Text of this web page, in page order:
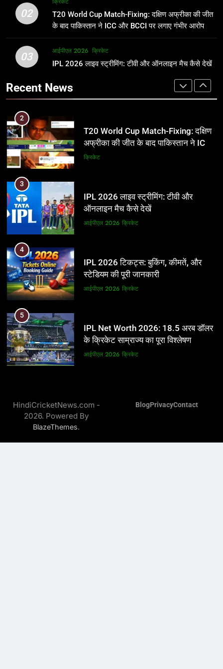
उम्र, परिवार, करियर और शादी से जुड़ी हर
जानकारी
क्रिकेट
2
T20 World Cup Match-Fixing: दक्षिण
3
IPL 2026 लाइव स्ट्रीमिंग: टीवी और
ऑनलाइन मैच कैसे देखें
आईपीएल 2026
4
IPL 2026 टिकट्स: बुकिंग, कीमतें, और
स्टेडियम की पूरी जानकारी
आईपीएल 2026 क्रिकेट
5
IPL Net Worth 2026: 18.5 अरब डॉलर
के क्रिकेट साम्राज्य का पूरा विश्लेषण
आईपीएल 2026 क्रिकेट
6
IPL टीम के मालिक: फ्रेंचाइजी के पीछे की
असली ताकत
आईपीएल 2026 क्रिकेट
विस्तृत विश्लेषण (2008-2026)
क्रिकेट
8
02
T20 World Cup Match-Fixing: दक्षिण अफ्रीका की जीत
के बाद पाकिस्तान ने ICC और BCCI पर लगाए गंभीर आरोप
03 आईपीएल 2026 क्रिकेट
IPL 2026 लाइव स्ट्रीमिंग: टीवी और ऑनलाइन मैच कैसे देखें
Recent News
फाइनल में हो सकती है महा-भिड़ंत, जानें पूरा
समीकरण
T20 वर्ल्ड कप 2026
1
अर्जुन तेंदुलकर की पत्नी सानिया चंडोक:
उम्र, परिवार, करियर और शादी से जुड़ी हर
2
T20 World Cup Match-Fixing: दक्षिण
अफ्रीका की जीत के बाद पाकिस्तान ने ICC
और BCCI पर लगाए गंभीर आरोप
क्रिकेट
3
IPL 2026 लाइव स्ट्रीमिंग: टीवी और
ऑनलाइन मैच कैसे देखें
आईपीएल 2026 क्रिकेट
4
IPL 2026 टिकट्स: बुकिंग, कीमतें, और
स्टेडियम की पूरी जानकारी
आईपीएल 2026 क्रिकेट
5
IPL Net Worth 2026: 18.5 अरब डॉलर
के क्रिकेट साम्राज्य का पूरा विश्लेषण
आईपीएल 2026 क्रिकेट
असली ताकत
आईपीएल 2026
HindiCricketNews.com -
2026. Powered By
BlazeThemes.
BlogPrivacyContact